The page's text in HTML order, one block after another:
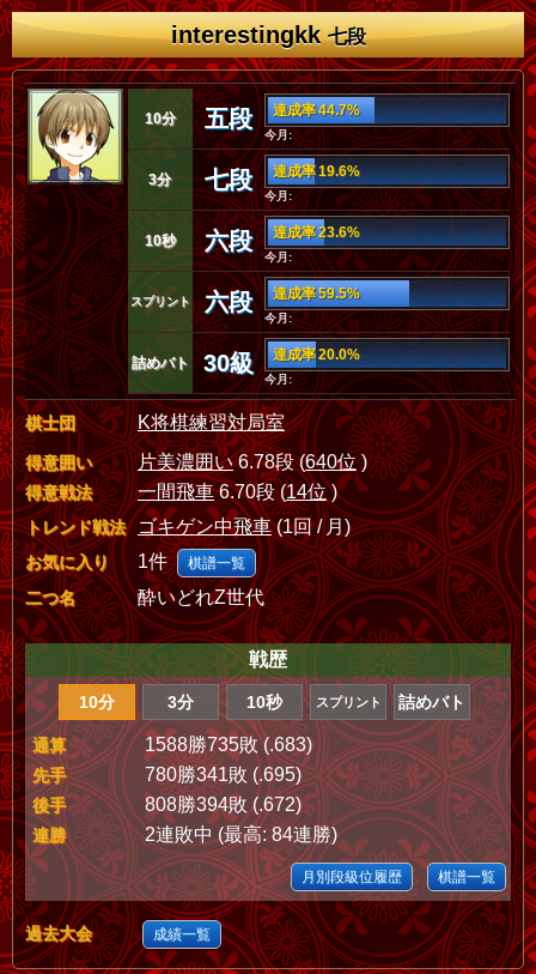
interestingkk七段
10分 五段 達成率 44.7%
今月:
3分 七段 達成率 19.6%
今月:
10秒 六段 達成率 23.6%
今月:
スプリント 六段 達成率 59.5%
今月:
詰めバト 30級 達成率 20.0%
今月:
棋士団 K将棋練習対局室
得意囲い 片美濃囲い6.78段 (640位)
得意戦法 一間飛車6.70段 (14位)
トレンド戦法 ゴキゲン中飛車(1回 / 月)
お気に入り 1件 棋譜一覧
二つ名 酔いどれZ世代
戦歴
10分 3分 10秒 スプリント 詰めバト
通算 1588勝735敗 (.683)
先手 780勝341敗 (.695)
後手 808勝394敗 (.672)
連勝 2連敗中 (最高: 84連勝)
月別段級位履歴 棋譜一覧
過去大会 成績一覧